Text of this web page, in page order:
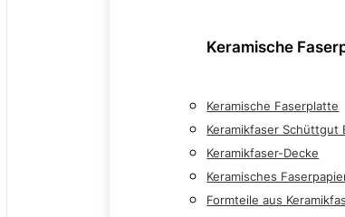
Keramische
Keramische Faserplatte
Keramikfaser Schüttgut
Keramikfaser-Decke
Keramisches
Formteile aus